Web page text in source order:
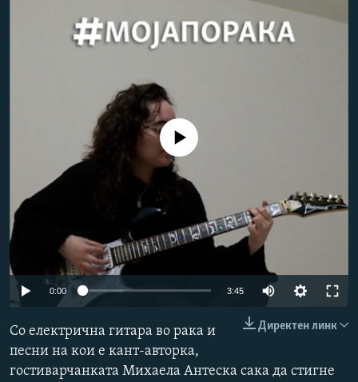
РСЕ веб страници
No media source currently available
0:00 3:45
480p
Директен линк
Со електрична гитара во рака и
песни на кои е кант-авторка,
гостиварчанката Михаела Антеска сака да стигне